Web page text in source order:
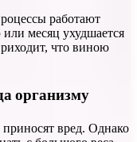
работают
месяц ухудшается
что виною
организму
вред. Однако